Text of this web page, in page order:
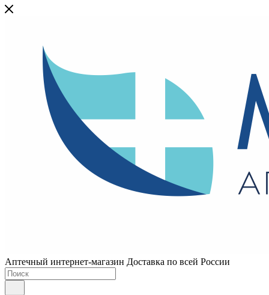
Аптечный интернет-магазин Доставка по всей России